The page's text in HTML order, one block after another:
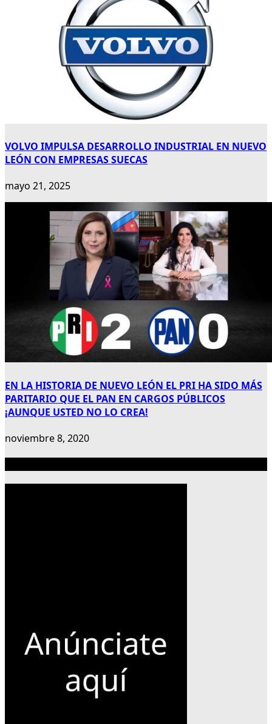
VOLVO IMPULSA DESARROLLO INDUSTRIAL EN NUEVO
LEÓN CON EMPRESAS SUECAS
mayo 21, 2025
EN LA HISTORIA DE NUEVO LEÓN EL PRI HA SIDO MÁS
PARITARIO QUE EL PAN EN CARGOS PÚBLICOS
¡AUNQUE USTED NO LO CREA!
noviembre 8, 2020